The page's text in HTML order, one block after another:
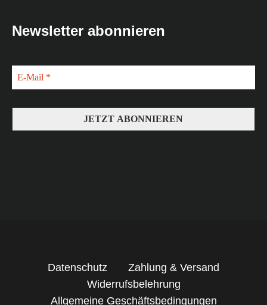
Newsletter abonnieren
Datenschutz
Zahlung & Versand
Widerrufsbelehrung
Allgemeine Geschäftsbedingungen